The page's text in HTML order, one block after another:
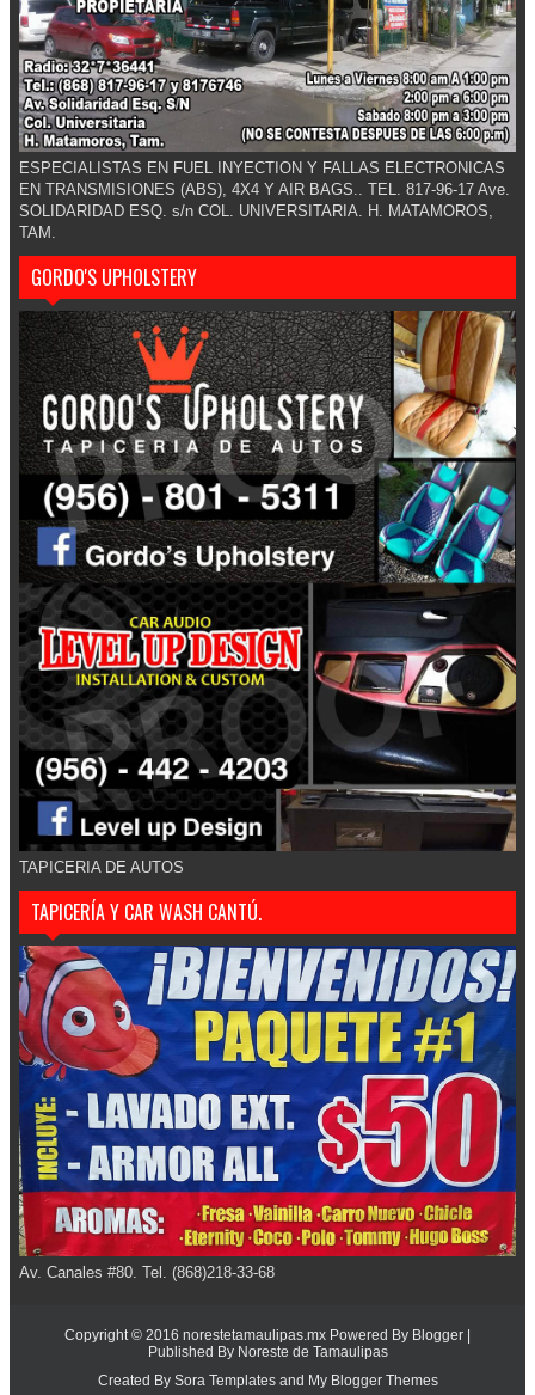
ESPECIALISTAS EN FUEL INYECTION Y FALLAS ELECTRONICAS
EN TRANSMISIONES (ABS), 4X4 Y AIR BAGS.. TEL. 817-96-17 Ave.
SOLIDARIDAD ESQ. s/n COL. UNIVERSITARIA. H. MATAMOROS,
TAM.
GORDO'S UPHOLSTERY
TAPICERIA DE AUTOS
TAPICERÍA Y CAR WASH CANTÚ.
Av. Canales #80. Tel. (868)218-33-68
Copyright © 2016 norestetamaulipas.mx Powered By Blogger |
Published By Noreste de Tamaulipas
Created By Sora Templatesand My Blogger Themes